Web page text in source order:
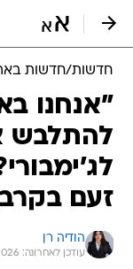
חדשות/חדשות
"אנחנו
להתלבש
זעם
הודיה רן
עודכן לאחרונה: 28.5.2026 / 10:43